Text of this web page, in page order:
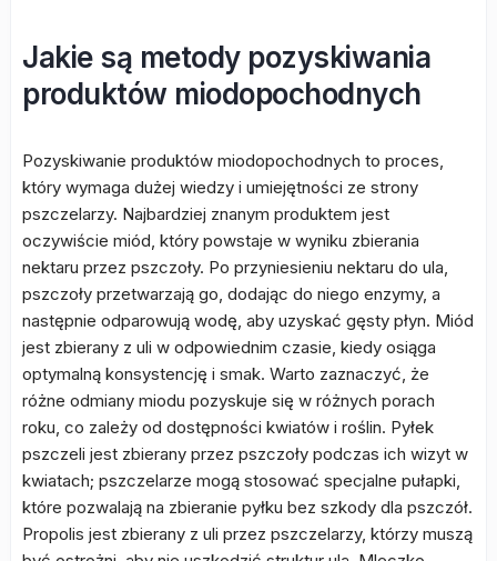
Jakie są metody pozyskiwania
produktów miodopochodnych
Pozyskiwanie produktów miodopochodnych to proces,
który wymaga dużej wiedzy i umiejętności ze strony
pszczelarzy. Najbardziej znanym produktem jest
oczywiście miód, który powstaje w wyniku zbierania
nektaru przez pszczoły. Po przyniesieniu nektaru do ula,
pszczoły przetwarzają go, dodając do niego enzymy, a
następnie odparowują wodę, aby uzyskać gęsty płyn. Miód
jest zbierany z uli w odpowiednim czasie, kiedy osiąga
optymalną konsystencję i smak. Warto zaznaczyć, że
różne odmiany miodu pozyskuje się w różnych porach
roku, co zależy od dostępności kwiatów i roślin. Pyłek
pszczeli jest zbierany przez pszczoły podczas ich wizyt w
kwiatach; pszczelarze mogą stosować specjalne pułapki,
które pozwalają na zbieranie pyłku bez szkody dla pszczół.
Propolis jest zbierany z uli przez pszczelarzy, którzy muszą